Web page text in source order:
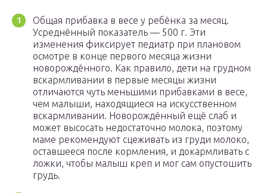
Общая прибавка в весе у ребёнка за месяц.
Усреднённый показатель — 500 г. Эти
изменения фиксирует педиатр при плановом
осмотре в конце первого месяца жизни
новорождённого. Как правило, дети на грудном
вскармливании в первые месяцы жизни
отличаются чуть меньшими прибавками в весе,
чем малыши, находящиеся на искусственном
вскармливании. Новорождённый ещё слаб и
может высосать недостаточно молока, поэтому
маме рекомендуют сцеживать из груди молоко,
оставшееся после кормления, и докармливать с
ложки, чтобы малыш креп и мог сам опустошить
грудь.